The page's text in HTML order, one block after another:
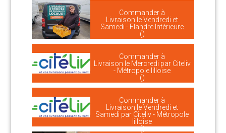
Commander à
Livraison le Vendredi et
Samedi - Flandre Intérieure
()
Commander à
Livraison le Mercredi par Citeliv
- Métropole lilloise
()
Commander à
Livraison le Vendredi et
Samedi par Citeliv - Métropole
lilloise
()